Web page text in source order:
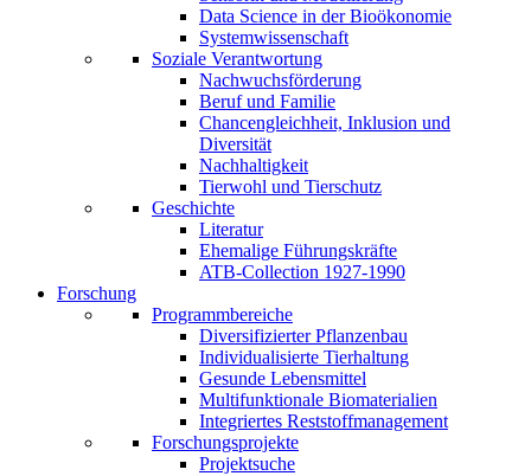
Data Science in der Bioökonomie
Systemwissenschaft
Soziale Verantwortung
Nachwuchsförderung
Beruf und Familie
Chancengleichheit, Inklusion und
Diversität
Nachhaltigkeit
Tierwohl und Tierschutz
Geschichte
Literatur
Ehemalige Führungskräfte
ATB-Collection 1927-1990
Forschung
Programmbereiche
Diversifizierter Pflanzenbau
Individualisierte Tierhaltung
Gesunde Lebensmittel
Multifunktionale Biomaterialien
Integriertes Reststoffmanagement
Forschungsprojekte
Projektsuche